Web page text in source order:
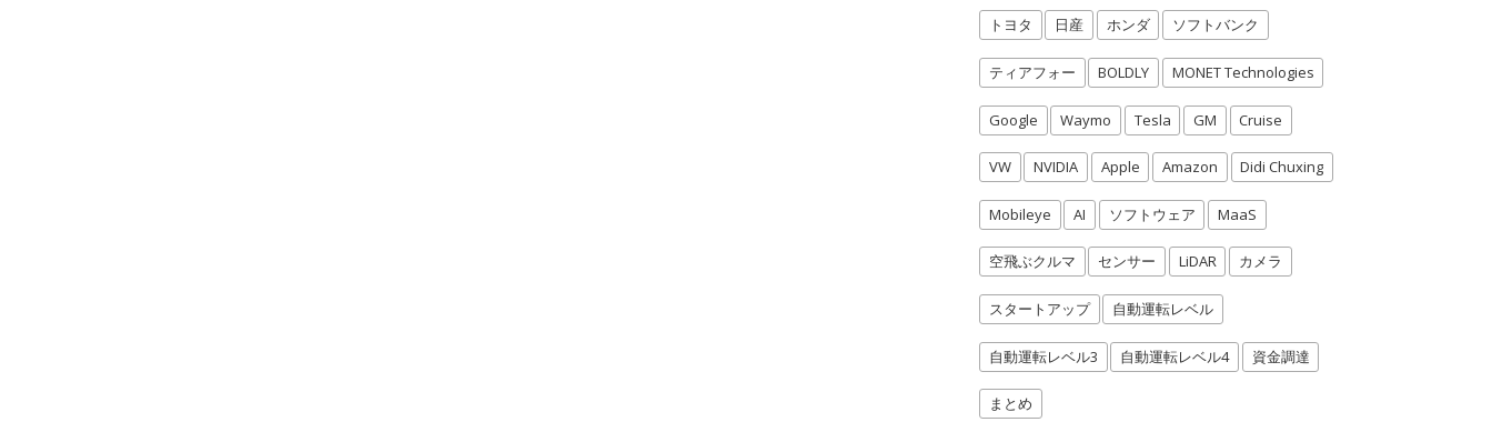
トヨタ 日産 ホンダ ソフトバンク
ティアフォー BOLDLY MONET Technologies
Google Waymo Tesla GM Cruise
VW NVIDIA Apple Amazon Didi Chuxing
Mobileye AI ソフトウェア MaaS
空飛ぶクルマ センサー LiDAR カメラ
スタートアップ 自動運転レベル
自動運転レベル3 自動運転レベル4 資金調達
まとめ